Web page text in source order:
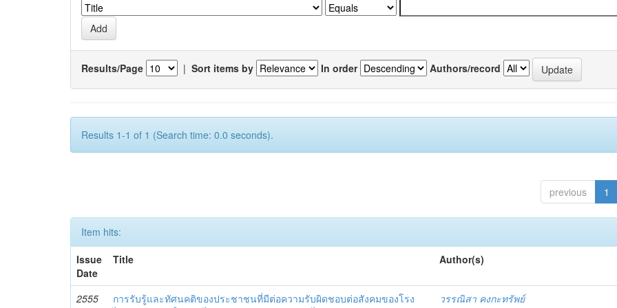
Results/Page | Sort items by In order Authors/record
Results 1-1 of 1 (Search time: 0.0 seconds).
previous 1
Item hits:
Issue
Date
Title Author(s)
2555
การรับรู้และทัศนคติของประชาชนที่มีต่อความรับผิดชอบต่อสังคมของโรง
วรรณิสา คงกะทรัพย์